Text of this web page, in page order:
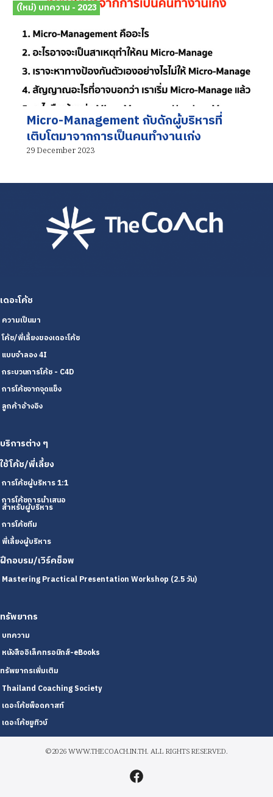
(ใหม่) บทความ - 2023
Micro-Management กับดักผู้บริหารที่
เติบโตมาจากการเป็นคนทำงานเก่ง
29 December 2023
เดอะโค้ช
ความเป็นมา
โค้ช/พี่เลี้ยงของเดอะโค้ช
แบบจำลอง 4I
กระบวนการโค้ช - C4D
การโค้ชจากจุดแข็ง
ลูกค้าอ้างอิง
บริการต่าง ๆ
ใช้โค้ช/พี่เลี้ยง
การโค้ชผู้บริหาร 1:1
การโค้ชการนำเสนอ
สำหรับผู้บริหาร
การโค้ชทีม
พี่เลี้ยงผู้บริหาร
ฝึกอบรม/เวิร์คช็อพ
Mastering Practical Presentation Workshop (2.5 วัน)
ทรัพยากร
บทความ
หนังสืออิเล็คทรอนิกส์-eBooks
ทรัพยากรเพิ่มเติม
Thailand Coaching Society
เดอะโค้ชพ็อดคาสท์
เดอะโค้ชยูทิวบ์
©2026 WWW.THECOACH.IN.TH. ALL RIGHTS RESERVED.